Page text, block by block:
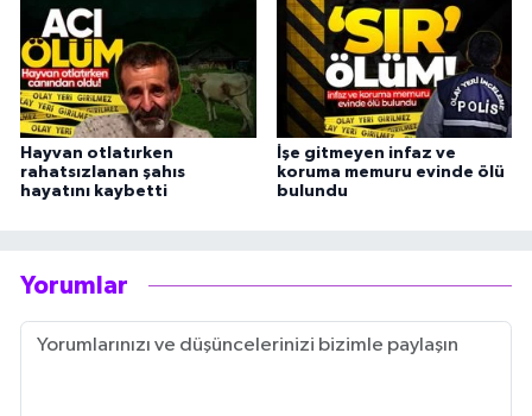
Hayvan otlatırken
rahatsızlanan şahıs
hayatını kaybetti
İşe gitmeyen infaz ve
koruma memuru evinde ölü
bulundu
Yorumlar